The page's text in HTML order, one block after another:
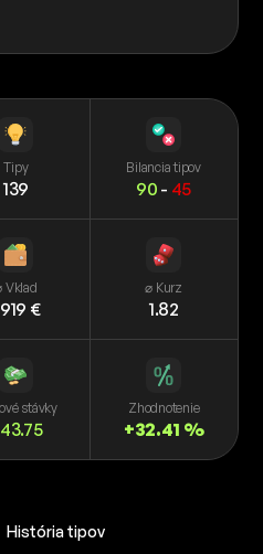
Tipy
139
Bilancia tipov
90 - 45
Vklad
919 €
⌀ Kurz
1.82
stávky Zhodnotenie
+32.41 %
História tipov